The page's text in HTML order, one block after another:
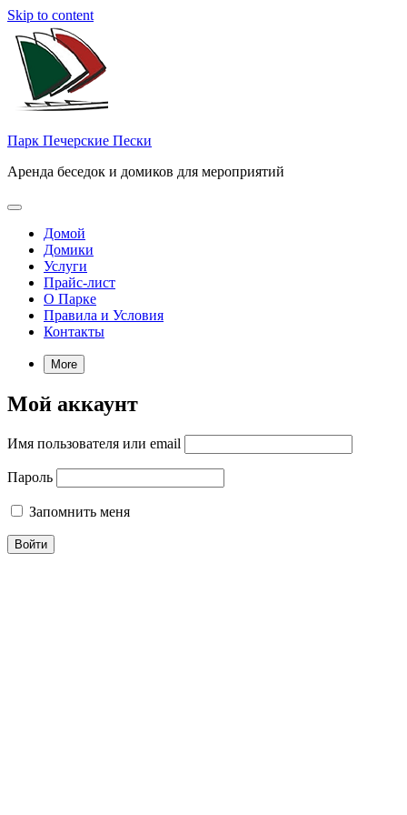
Skip to content
Парк Печерские Пески
Аренда беседок и домиков для мероприятий
Домой
Домики
Услуги
Прайс-лист
О Парке
Правила и Условия
Контакты
More
Мой аккаунт
Имя пользователя или email
Пароль
Запомнить меня